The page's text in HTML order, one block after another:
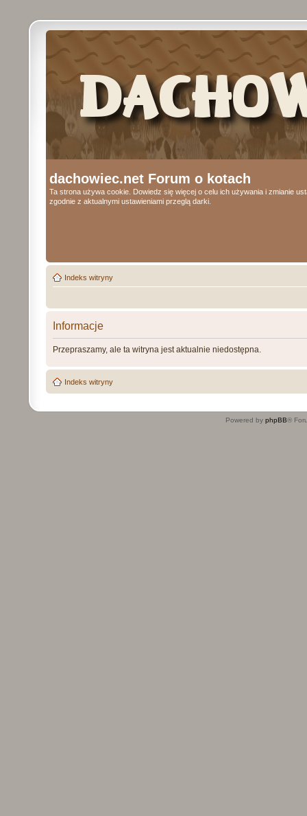
dachowiec.net Forum o kotach
Ta strona używa cookie. Dowiedz się więcej o celu ich używania i zmianie
zgodnie z aktualnymi ustawieniami przeglą darki.
Indeks witryny
Informacje
Przepraszamy, ale ta witryna jest aktualnie niedostępna.
Indeks witryny
Powered by phpBB®